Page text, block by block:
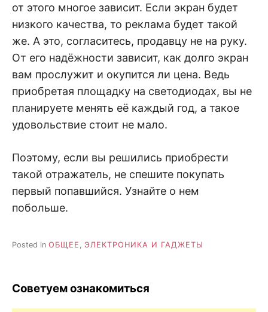
от этого многое зависит. Если экран будет
низкого качества, то реклама будет такой
же. А это, согласитесь, продавцу не на руку.
От его надёжности зависит, как долго экран
вам прослужит и окупится ли цена. Ведь
приобретая площадку на светодиодах, вы не
планируете менять её каждый год, а такое
удовольствие стоит не мало.
Поэтому, если вы решились приобрести
такой отражатель, не спешите покупать
первый попавшийся. Узнайте о нем
побольше.
Posted in ОБЩЕЕ ЭЛЕКТРОНИКА И ГАДЖЕТЫ
Советуем ознакомиться